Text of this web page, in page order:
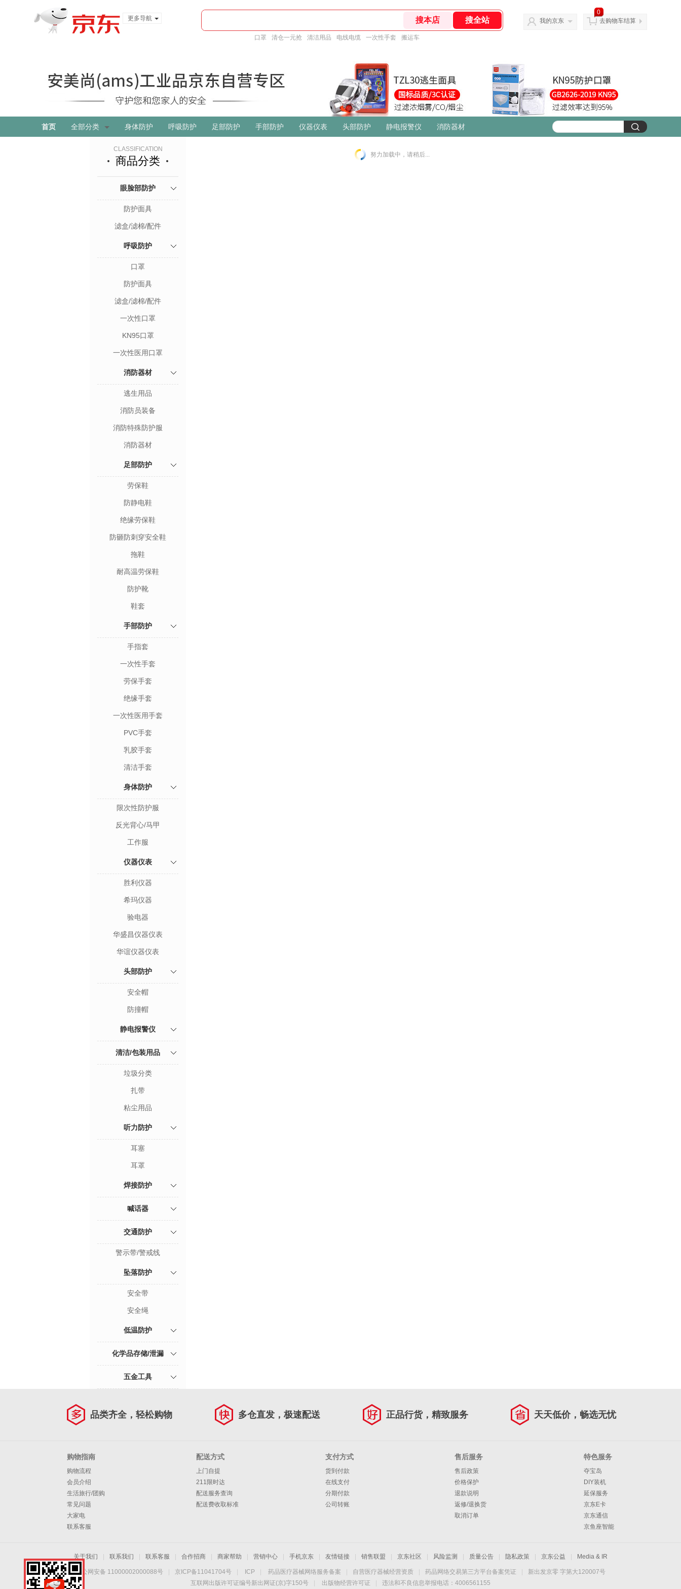
更多导航
口罩 清仓一元抢 清洁用品 电线电缆 一次性手套 搬运车
我的京东
0
去购物车结算
首页 全部分类 身体防护 呼吸防护 足部防护 手部防护 仪器仪表 头部防护 静电报警仪 消防器材
CLASSIFICATION
商品分类
眼脸部防护
防护面具
滤盒/滤棉/配件
呼吸防护
口罩
防护面具
滤盒/滤棉/配件
一次性口罩
KN95口罩
一次性医用口罩
消防器材
逃生用品
消防员装备
消防特殊防护服
消防器材
足部防护
劳保鞋
防静电鞋
绝缘劳保鞋
防砸防刺穿安全鞋
拖鞋
耐高温劳保鞋
防护靴
鞋套
手部防护
手指套
一次性手套
劳保手套
绝缘手套
一次性医用手套
PVC手套
乳胶手套
清洁手套
身体防护
限次性防护服
反光背心/马甲
工作服
仪器仪表
胜利仪器
希玛仪器
验电器
华盛昌仪器仪表
华谊仪器仪表
头部防护
安全帽
防撞帽
静电报警仪
清洁/包装用品
垃圾分类
扎带
粘尘用品
听力防护
耳塞
耳罩
焊接防护
喊话器
交通防护
警示带/警戒线
坠落防护
安全带
安全绳
低温防护
化学品存储/泄漏
五金工具
努力加载中，请稍后...
品类齐全，轻松购物 多仓直发，极速配送 正品行货，精致服务 天天低价，畅选无忧
购物指南
购物流程
会员介绍
生活旅行/团购
常见问题
大家电
联系客服
配送方式
上门自提
211限时达
配送服务查询
配送费收取标准
支付方式
货到付款
在线支付
分期付款
公司转账
售后服务
售后政策
价格保护
退款说明
返修/退换货
取消订单
特色服务
夺宝岛
DIY装机
延保服务
京东E卡
京东通信
京鱼座智能
关于我们 联系我们 联系客服 合作招商 商家帮助 营销中心 手机京东 友情链接 销售联盟 京东社区 风险监测 质量公告 隐私政策 京东公益 Media & IR
京公网安备 11000002000088号 京ICP备11041704号 ICP 药品医疗器械网络服务备案 自营医疗器械经营资质 药品网络交易第三方平台备案凭证
新出发京零 字第大120007号
互联网出版许可证编号新出网证(京)字150号
出版物经营许可证 违法和不良信息举报电话：4006561155